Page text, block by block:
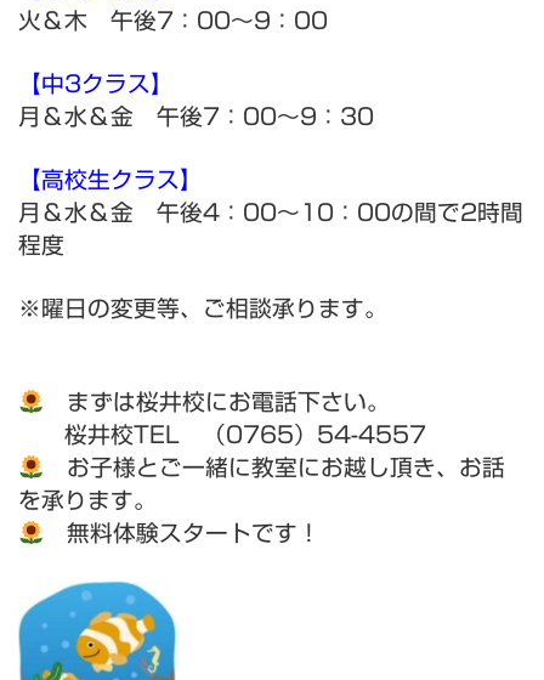
火＆木 午後7：00～9：00
【中3クラス】
月＆水＆金 午後7：00～9：30
【高校生クラス】
月＆水＆金 午後4：00～10：00の間で2時間
程度
※曜日の変更等、ご相談承ります。
まずは桜井校にお電話下さい。
桜井校TEL （0765）54-4557
お子様とご一緒に教室にお越し頂き、お話
を承ります。
無料体験スタートです！